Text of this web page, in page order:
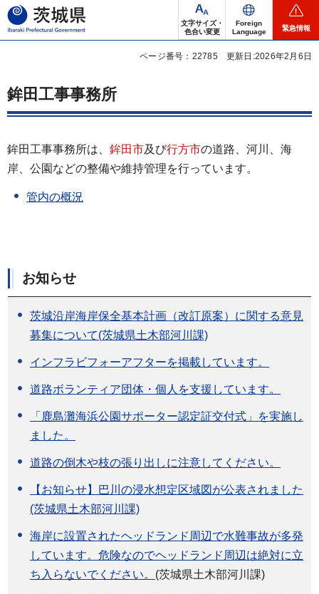
茨城県
文字サイズ・
色合い変更
Foreign
Language
緊急情報
ページ番号：22785 更新日:2026年2月6日
鉾田工事事務所
鉾田工事事務所は、 鉾田市及び行方市の道路、河川、海
岸、公園などの整備や維持管理を行っています。
管内の概況
お知らせ
茨城沿岸海岸保全基本計画（改訂原案）に関する意見
募集について(茨城県土木部河川課)
インフラビフォーアフターを掲載しています。
道路ボランティア団体・個人を支援しています。
「鹿島灘海浜公園サポーター認定証交付式」を実施し
ました。
道路の倒木や枝の張り出しに注意してください。
【お知らせ】巴川の浸水想定区域図が公表されました
(茨城県土木部河川課)
海岸に設置されたヘッドランド周辺で水難事故が多発
しています。危険なのでヘッドランド周辺は絶対に立
ち入らないでください。 (茨城県土木部河川課)